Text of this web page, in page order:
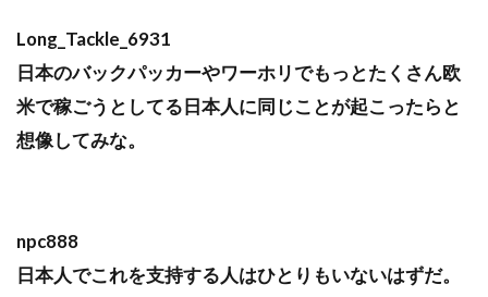
Long_Tackle_6931
日本のバックパッカーやワーホリでもっとたくさん欧
米で稼ごうとしてる日本人に同じことが起こったらと
想像してみな。
npc888
日本人でこれを支持する人はひとりもいないはずだ。